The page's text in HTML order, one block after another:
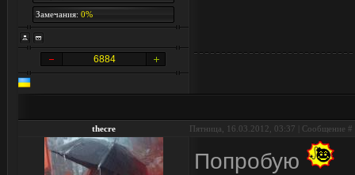
Замечания: 0%
6884
thecre Пятница, 16.03.2012, 03:37 | Сообщение #
Попробую